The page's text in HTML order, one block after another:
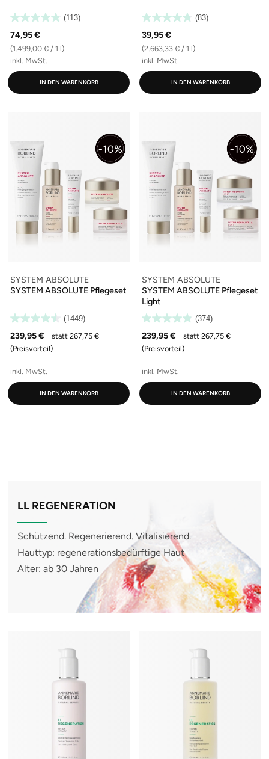
(113)
74,95 €
(1.499,00 € / 1 l)
inkl. MwSt.
IN DEN WARENKORB
(83)
39,95 €
(2.663,33 € / 1 l)
inkl. MwSt.
IN DEN WARENKORB
SYSTEM ABSOLUTE
SYSTEM ABSOLUTE Pflegeset
(1449)
239,95 €
statt 267,75 €
(Preisvorteil)
inkl. MwSt.
IN DEN WARENKORB
SYSTEM ABSOLUTE
SYSTEM ABSOLUTE Pflegeset
Light
(374)
239,95 €
statt 267,75 €
(Preisvorteil)
inkl. MwSt.
IN DEN WARENKORB
LL REGENERATION
Schützend. Regenerierend. Vitalisierend.
Hauttyp: regenerationsbedürftige Haut
Alter: ab 30 Jahren